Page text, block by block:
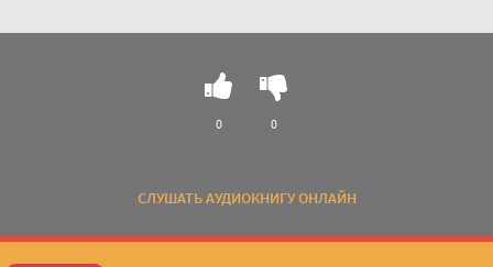
СЛУШАТЬ АУДИОКНИГУ ОНЛАЙН
0 0